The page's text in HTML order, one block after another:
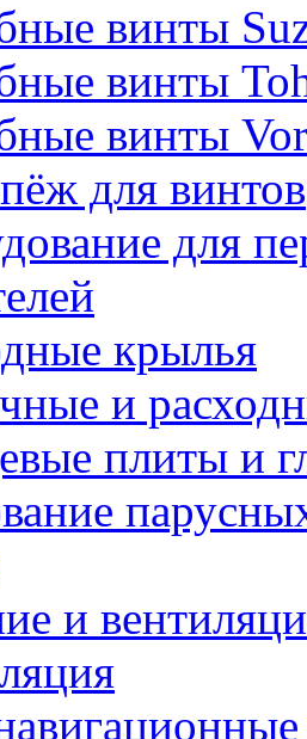
винты
винты
винты
для винтов
для
крылья
и
плиты и
и